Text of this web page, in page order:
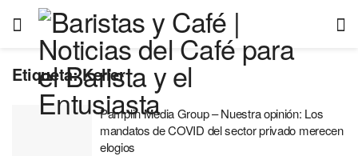
Etiqueta:Keller
Pamplin Media Group – Nuestra opinión: Los
mandatos de COVID del sector privado merecen
elogios